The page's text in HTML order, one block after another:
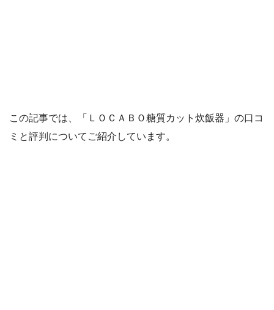
この記事では、「ＬＯＣＡＢＯ糖質カット炊飯器」の口コ
ミと評判についてご紹介しています。